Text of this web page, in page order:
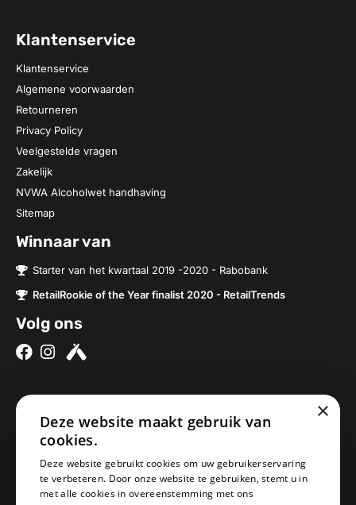
Klantenservice
Klantenservice
Algemene voorwaarden
Retourneren
Privacy Policy
Veelgestelde vragen
Zakelijk
NVWA Alcoholwet handhaving
Sitemap
Winnaar van
Starter van het kwartaal 2019 -2020 - Rabobank
RetailRookie of the Year finalist 2020 - RetailTrends
Volg ons
Over ons
Brouwerijen
Onze bieren
Onze bierpakketten
Biercheque inleveren
5076SV Haaren
Nederland
info@geheimbiertje.nl
×
Deze website maakt gebruik van
cookies.
Deze website gebruikt cookies om uw gebruikerservaring
te verbeteren. Door onze website te gebruiken, stemt u in
met alle cookies in overeenstemming met ons